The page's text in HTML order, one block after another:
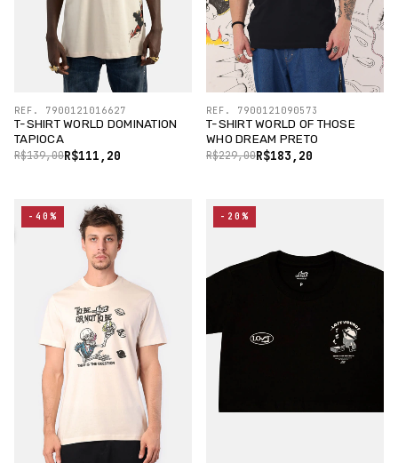
T-SHIRT WORLD DOMINATION
TAPIOCA
R$111,20
R$139,00
REF. 7900121016627
T-SHIRT WORLD OF THOSE
WHO DREAM PRETO
R$183,20
R$229,00
REF. 7900121090573
-40% -20%